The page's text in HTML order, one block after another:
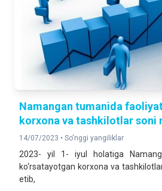
Namangan tumanida
korxona va tashkilotlar soni
14/07/2023 • So'nggi yangiliklar
2023- yil 1- iyul holatiga
ko‘rsatayotgan korxona va
etib,